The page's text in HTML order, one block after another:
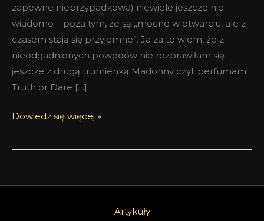
zapewne nieprzypadkowa) niewiele jeszcze nie
wiadomo – poza tym, że są „mocne w otwarciu, ale z
czasem stają się przyjemne”. Ja za to wiem, że z
nieodgadnionych powodów nie rozprawiłam się
jeszcze z drugą trumienką Madonny czyli perfumami
Truth or Dare […]
Dowiedz się więcej »
Artykuły